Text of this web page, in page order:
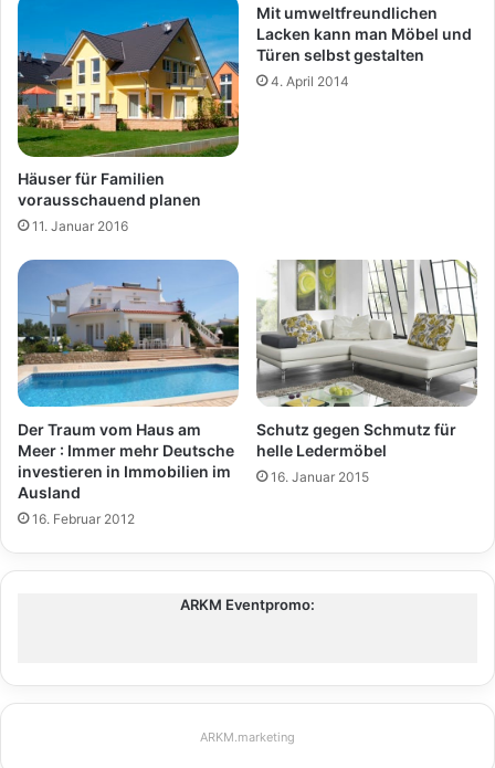
Häuser für Familien
vorausschauend planen
11. Januar 2016
Mit umweltfreundlichen
Lacken kann man Möbel und
Türen selbst gestalten
4. April 2014
Der Traum vom Haus am
Meer : Immer mehr Deutsche
investieren in Immobilien im
Ausland
16. Februar 2012
Schutz gegen Schmutz für
helle Ledermöbel
16. Januar 2015
ARKM Eventpromo:
ARKM.marketing